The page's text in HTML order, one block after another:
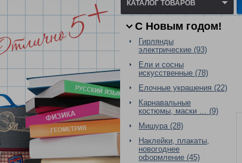
КАТАЛОГ ТОВАРОВ
С Новым годом!
Гирлянды
электрические (93)
Ели и сосны
искусственные (78)
Елочные украшения (22)
Карнавальные
костюмы, маски … (9)
Мишура (28)
Наклейки, плакаты,
новогоднее
оформление (45)